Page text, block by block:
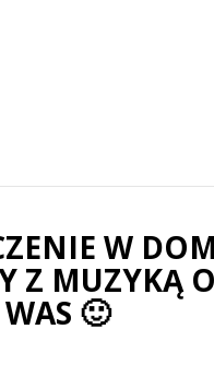
W
Z MUZYKĄ
🙂